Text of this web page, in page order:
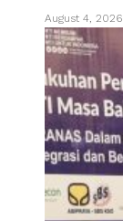
August 4, 2026